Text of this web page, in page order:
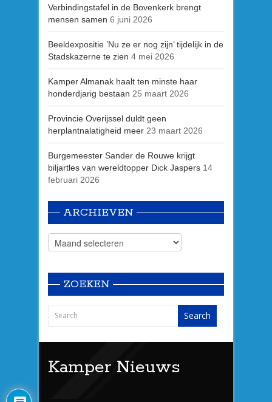
Verbindingstafel in de Bovenkerk brengt
mensen samen 6 juni 2026
Beeldexpositie ’Nu ze er nog zijn’ tijdelijk in de
Stadskazerne te zien 4 mei 2026
Kamper Almanak haalt ten minste haar
honderdjarig bestaan 25 maart 2026
Provincie Overijssel duldt geen
herplantnalatigheid meer 23 maart 2026
Burgemeester Sander de Rouwe krijgt
biljartles van wereldtopper Dick Jaspers 14
februari 2026
ARCHIEVEN
ZOEKEN
Kamper Nieuws